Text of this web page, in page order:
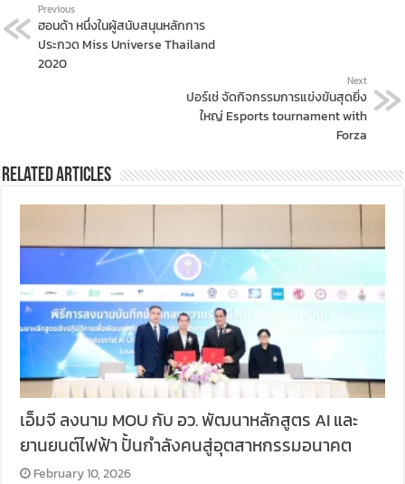
Previous
ฮอนด้า หนึ่งในผู้สนับสนุนหลักการ
ประกวด Miss Universe Thailand
2020
Next
ปอร์เช่ จัดกิจกรรมการแข่งขันสุดยิ่ง
ใหญ่ Esports tournament with
Forza
Related Articles
เอ็มจี ลงนาม MOU กับ อว. พัฒนาหลักสูตร AI และ
ยานยนต์ไฟฟ้า ปั้นกำลังคนสู่อุตสาหกรรมอนาคต
February 10, 2026